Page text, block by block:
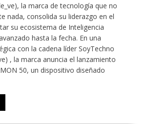
la marca de tecnología que no
nada, consolida su liderazgo en el
su ecosistema de Inteligencia
hasta la fecha. En una
con la cadena líder SoyTechno
, la marca anuncia el lanzamiento
50, un dispositivo diseñado